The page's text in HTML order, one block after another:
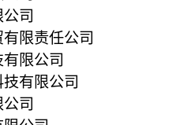
司
限责任公司
限公司
有限公司
司